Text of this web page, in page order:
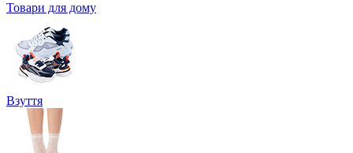
Товари для дому
Взуття